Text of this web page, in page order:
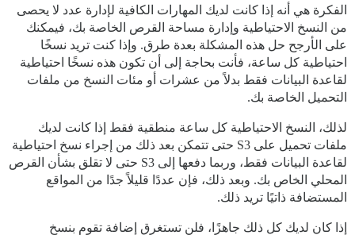
الفكرة هي أنه إذا كانت لديك المهارات الكافية لإدارة عدد لا يحصى
من النسخ الاحتياطية وإدارة مساحة القرص الخاصة بك، فيمكنك
على الأرجح حل هذه المشكلة بعدة طرق. وإذا كنت تريد نسخًا
احتياطية كل ساعة، فأنت بحاجة إلى أن تكون هذه نسخًا احتياطية
لقاعدة البيانات فقط بدلاً من عشرات أو مئات النسخ من ملفات
التحميل الخاصة بك.
لذلك، النسخ الاحتياطية كل ساعة منطقية فقط إذا كانت لديك
ملفات تحميل على S3 حتى تتمكن بعد ذلك من إجراء نسخ احتياطية
لقاعدة البيانات فقط، وربما دفعها إلى S3 حتى لا تقلق بشأن القرص
المحلي الخاص بك. وبعد ذلك، فإن عددًا قليلاً جدًا من المواقع
المستضافة ذاتيًا تريد ذلك.
إذا كان لديك كل ذلك جاهزًا، فلن تستغرق إضافة تقوم بنسخ